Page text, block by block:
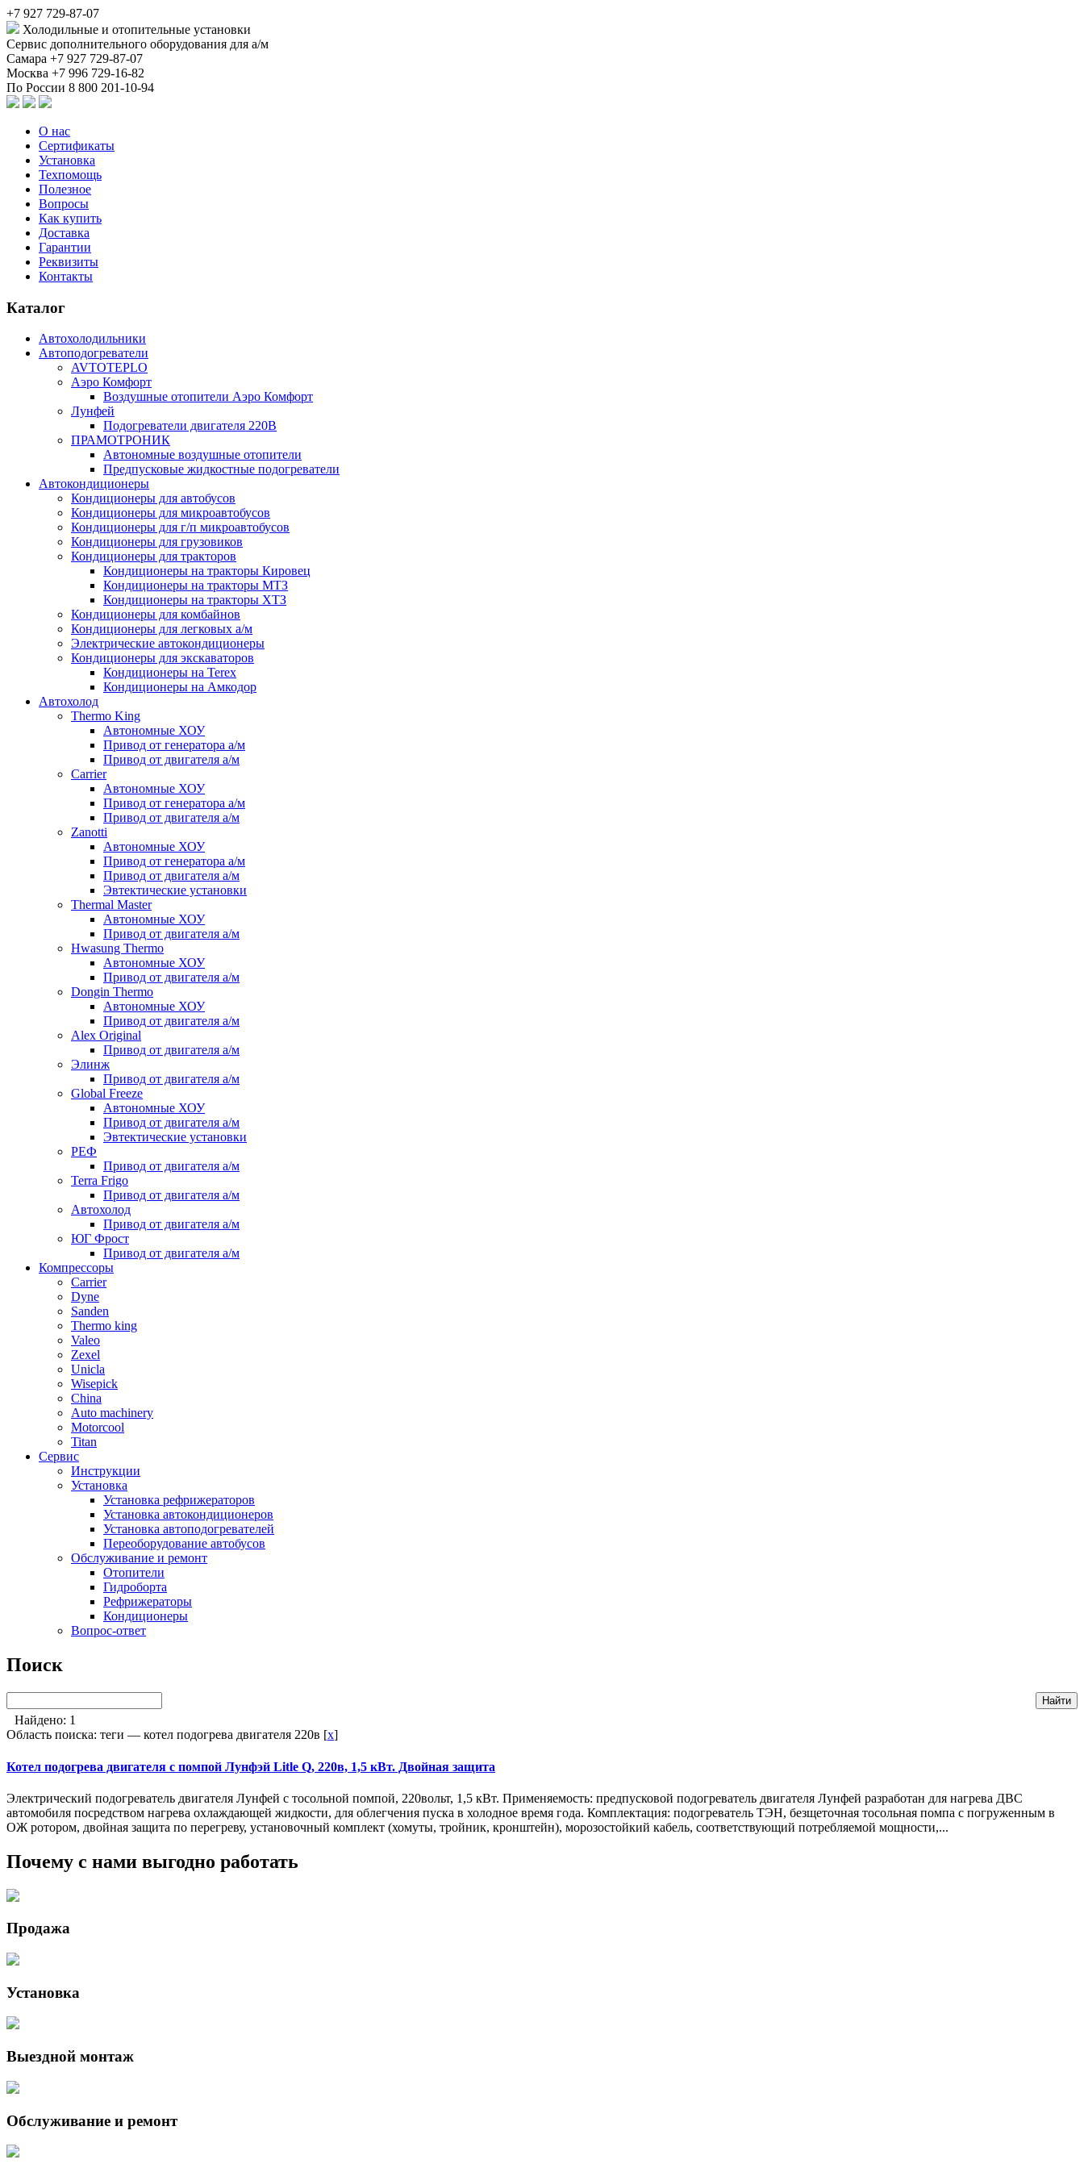
+7 927 729-87-07
Холодильные и отопительные установки
Сервис дополнительного оборудования для а/м
Самара +7 927 729-87-07
Москва +7 996 729-16-82
По России 8 800 201-10-94
О нас
Сертификаты
Установка
Техпомощь
Полезное
Вопросы
Как купить
Доставка
Гарантии
Реквизиты
Контакты
Каталог
Автохолодильники
Автоподогреватели
AVTOTEPLO
Аэро Комфорт
Воздушные отопители Аэро Комфорт
Лунфей
Подогреватели двигателя 220В
ПРАМОТРОНИК
Автономные воздушные отопители
Предпусковые жидкостные подогреватели
Автокондиционеры
Кондиционеры для автобусов
Кондиционеры для микроавтобусов
Кондиционеры для г/п микроавтобусов
Кондиционеры для грузовиков
Кондиционеры для тракторов
Кондиционеры на тракторы Кировец
Кондиционеры на тракторы МТЗ
Кондиционеры на тракторы ХТЗ
Кондиционеры для комбайнов
Кондиционеры для легковых а/м
Электрические автокондиционеры
Кондиционеры для экскаваторов
Кондиционеры на Terex
Кондиционеры на Амкодор
Автохолод
Thermo King
Автономные ХОУ
Привод от генератора а/м
Привод от двигателя а/м
Carrier
Автономные ХОУ
Привод от генератора а/м
Привод от двигателя а/м
Zanotti
Автономные ХОУ
Привод от генератора а/м
Привод от двигателя а/м
Эвтектические установки
Thermal Master
Автономные ХОУ
Привод от двигателя а/м
Hwasung Thermo
Автономные ХОУ
Привод от двигателя а/м
Dongin Thermo
Автономные ХОУ
Привод от двигателя а/м
Alex Original
Привод от двигателя а/м
Элинж
Привод от двигателя а/м
Global Freeze
Автономные ХОУ
Привод от двигателя а/м
Эвтектические установки
РЕФ
Привод от двигателя а/м
Terra Frigo
Привод от двигателя а/м
Автохолод
Привод от двигателя а/м
ЮГ Фрост
Привод от двигателя а/м
Компрессоры
Carrier
Dyne
Sanden
Thermo king
Valeo
Zexel
Unicla
Wisepick
China
Auto machinery
Motorcool
Titan
Сервис
Инструкции
Установка
Установка рефрижераторов
Установка автокондиционеров
Установка автоподогревателей
Переоборудование автобусов
Обслуживание и ремонт
Отопители
Гидроборта
Рефрижераторы
Кондиционеры
Вопрос-ответ
Поиск
Найдено: 1
Область поиска: теги — котел подогрева двигателя 220в [x]
Котел подогрева двигателя с помпой Лунфэй Litle Q, 220в, 1,5 кВт. Двойная защита
Электрический подогреватель двигателя Лунфей с тосольной помпой, 220вольт, 1,5 кВт. Применяемость: предпусковой подогреватель двигателя Лунфей разработан для нагрева ДВС
автомобиля посредством нагрева охлаждающей жидкости, для облегчения пуска в холодное время года. Комплектация: подогреватель ТЭН, безщеточная тосольная помпа с погруженным в
ОЖ ротором, двойная защита по перегреву, установочный комплект (хомуты, тройник, кронштейн), морозостойкий кабель, соответствующий потребляемой мощности,...
Почему с нами выгодно работать
Продажа
Установка
Выездной монтаж
Обслуживание и ремонт